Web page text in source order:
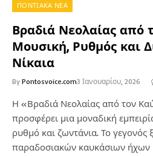
ΠΟΝΤΙΑΚΑ ΝΕΑ
Βραδιά Νεολαίας από
Μουσική, Ρυθμός και
Νίκαια
By Pontosvoice.com3 Ιανουαρίου, 2026
Η «Βραδιά Νεολαίας από τον
προσφέρει μια μοναδική
ρυθμό και ζωντάνια. Το γεγονός
παραδοσιακών καυκάσιων ήχων